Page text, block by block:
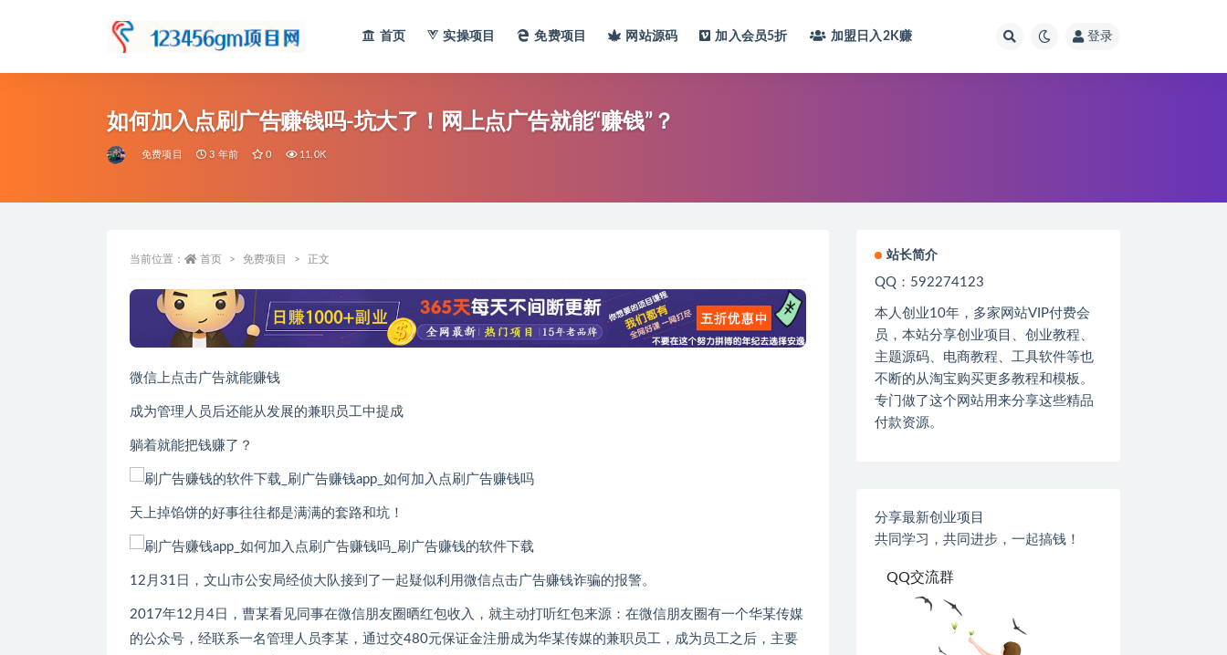
首页 实操项目 免费项目 网站源码 加入会员5折 加盟日入2K赚 登录
如何加入点刷广告赚钱吗-坑大了！网上点广告就能“赚钱”？
免费项目 3 年前 0 11.0K
当前位置： 首页 免费项目 正文
微信上点击广告就能赚钱
成为管理人员后还能从发展的兼职员工中提成
躺着就能把钱赚了？
天上掉馅饼的好事往往都是满满的套路和坑！
12月31日，文山市公安局经侦大队接到了一起疑似利用微信点击广告赚钱诈骗的报警。
2017年12月4日，曹某看见同事在微信朋友圈晒红包收入，就主动打听红包来源：在微信朋友圈有一个华某传媒
的公众号，经联系一名管理人员李某，通过交480元保证金注册成为华某传媒的兼职员工，成为员工之后，主要
站长简介
QQ：592274123
本人创业10年，多家网站VIP付费会
员，本站分享创业项目、创业教程、
主题源码、电商教程、工具软件等也
不断的从淘宝购买更多教程和模板。
专门做了这个网站用来分享这些精品
付款资源。
分享最新创业项目
共同学习，共同进步，一起搞钱！
QQ交流群